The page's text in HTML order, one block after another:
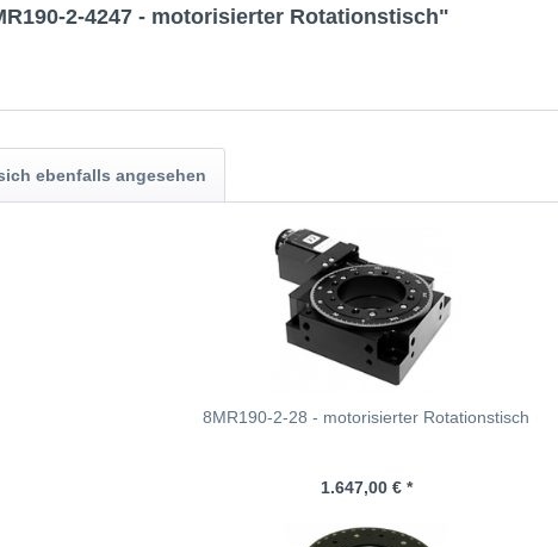
2-4247 - motorisierter Rotationstisch"
ebenfalls angesehen
8MR190-2-28 - motorisierter Rotationstisch
1.647,00 € *